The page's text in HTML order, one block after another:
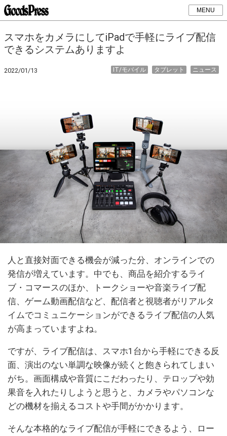
MENU
スマホをカメラにしてiPadで手軽にライブ配信
できるシステムありますよ
2022/01/13 ニュース
タブレット
IT/モバイル
人と直接対面できる機会が減った分、オンラインでの
発信が増えています。中でも、商品を紹介するライ
ブ・コマースのほか、トークショーや音楽ライブ配
信、ゲーム動画配信など、配信者と視聴者がリアルタ
イムでコミュニケーションができるライブ配信の人気
が高まっていますよね。
ですが、ライブ配信は、スマホ1台から手軽にできる反
面、演出のない単調な映像が続くと飽きられてしまい
がち。画面構成や音質にこだわったり、テロップや効
果音を入れたりしようと思うと、カメラやパソコンな
どの機材を揃えるコストや手間がかかります。
そんな本格的なライブ配信が手軽にできるよう、ロー